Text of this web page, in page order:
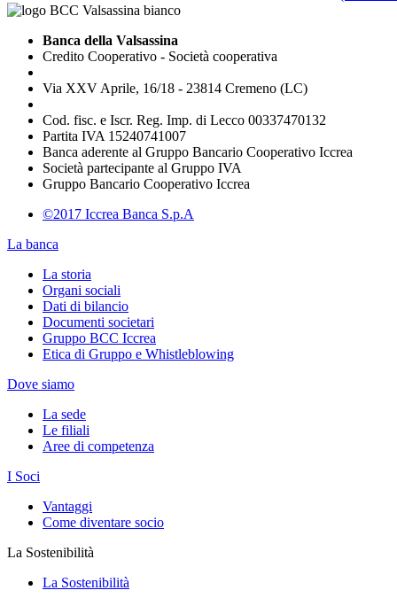
Banca della Valsassina
Credito Cooperativo - Società cooperativa
Via XXV Aprile, 16/18 - 23814 Cremeno (LC)
Cod. fisc. e Iscr. Reg. Imp. di Lecco 00337470132
Partita IVA 15240741007
Banca aderente al Gruppo Bancario Cooperativo Iccrea
Società partecipante al Gruppo IVA
Gruppo Bancario Cooperativo Iccrea
©2017 Iccrea Banca S.p.A
La banca
La storia
Organi sociali
Dati di bilancio
Documenti societari
Gruppo BCC Iccrea
Etica di Gruppo e Whistleblowing
Dove siamo
La sede
Le filiali
Aree di competenza
I Soci
Vantaggi
Come diventare socio
La Sostenibilità
La Sostenibilità